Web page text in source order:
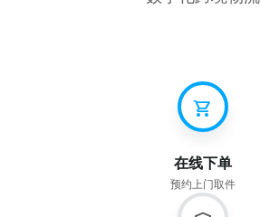
shopping_cart
在线下单
预约上门取件